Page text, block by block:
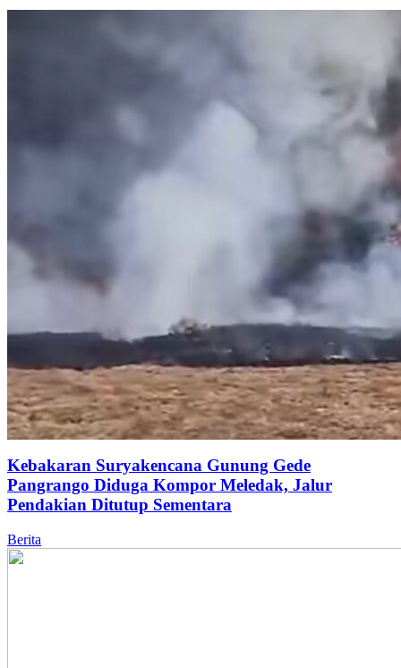
Kebakaran Suryakencana Gunung Gede
Pangrango Diduga Kompor Meledak, Jalur
Pendakian Ditutup Sementara
Berita